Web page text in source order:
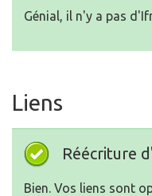
Génial, il n'y a pas
Liens
Réécriture
Bien. Vos liens sont